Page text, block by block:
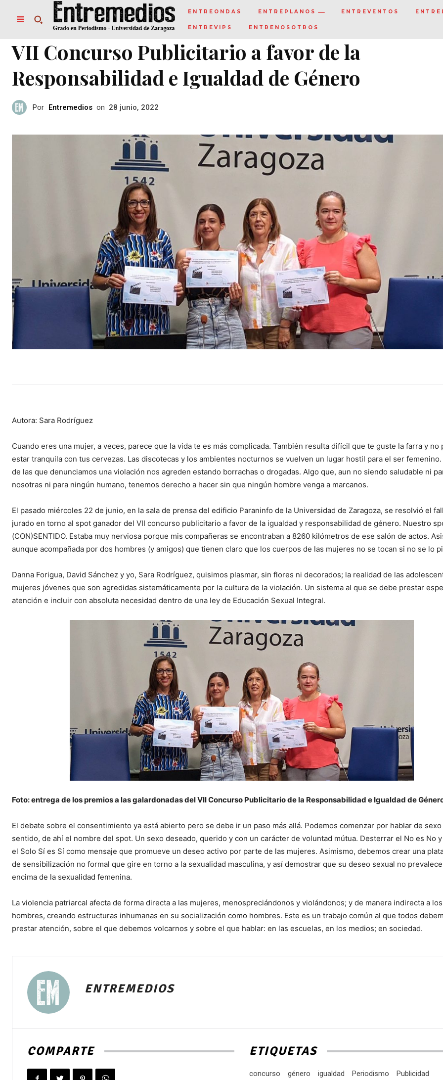
ENTREONDAS ENTREPLANOS ENTREVENTOS
ENTREVIPS ENTRENOSOTROS
VII Concurso Publicitario a favor de la
Responsabilidad e Igualdad de Género
Por Entremedios on 28 junio, 2022
Autora: Sara Rodríguez
Cuando eres una mujer, a veces, parece que la vida te es más complicada. También resulta difícil que te guste la farra y no
estar tranquila con tus cervezas. Las discotecas y los ambientes nocturnos se vuelven un lugar hostil para el ser
de las que denunciamos una violación nos agreden estando borrachas o drogadas. Algo que, aun no siendo saludable ni
nosotras ni para ningún humano, tenemos derecho a hacer sin que ningún hombre venga a marcanos.
El pasado miércoles 22 de junio, en la sala de prensa del edificio Paraninfo de la Universidad de Zaragoza, se resolvió el
jurado en torno al spot ganador del VII concurso publicitario a favor de la igualdad y responsabilidad de género. Nuestro
(CON)SENTIDO. Estaba muy nerviosa porque mis compañeras se encontraban a 8260 kilómetros de ese salón de actos.
aunque acompañada por dos hombres (y amigos) que tienen claro que los cuerpos de las mujeres no se tocan si no se lo
Danna Forigua, David Sánchez y yo, Sara Rodríguez, quisimos plasmar, sin flores ni decorados; la realidad de las
mujeres jóvenes que son agredidas sistemáticamente por la cultura de la violación. Un sistema al que se debe prestar
atención e incluir con absoluta necesidad dentro de una ley de Educación Sexual Integral.
Foto: entrega de los premios a las galardonadas del VII Concurso Publicitario de la Responsabilidad e Igualdad de
El debate sobre el consentimiento ya está abierto pero se debe ir un paso más allá. Podemos comenzar por hablar de sexo
sentido, de ahí el nombre del spot. Un sexo deseado, querido y con un carácter de voluntad mútua. Desterrar el No es No
el Solo Sí es Sí como mensaje que promueve un deseo activo por parte de las mujeres. Asimismo, debemos crear una
de sensibilización no formal que gire en torno a la sexualidad masculina, y así demostrar que su deseo sexual no
encima de la sexualidad femenina.
La violencia patriarcal afecta de forma directa a las mujeres, menospreciándonos y violándonos; y de manera indirecta a los
hombres, creando estructuras inhumanas en su socialización como hombres. Este es un trabajo común al que todos
prestar atención, sobre el que debemos volcarnos y sobre el que hablar: en las escuelas, en los medios; en sociedad.
ENTREMEDIOS
COMPARTE ETIQUETAS
concurso género igualdad Periodismo
Publicidad